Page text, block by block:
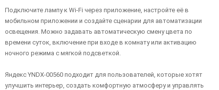
Подключите лампу к Wi-Fi через приложение, настройте её в
мобильном приложении и создайте сценарии для автоматизации
освещения. Можно задавать автоматическую смену цвета по
времени суток, включение при входе в комнату или активацию
ночного режима с мягкой подсветкой.
Яндекс YNDX-00560 подходит для пользователей, которые хотят
улучшить интерьер, создать комфортную атмосферу и управлять